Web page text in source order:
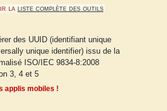
la liste complète des outils
des UUID (identifiant unique
unique identifier) issu de la
ISO/IEC 9834-8:2008
3, 4 et 5
applis mobiles !